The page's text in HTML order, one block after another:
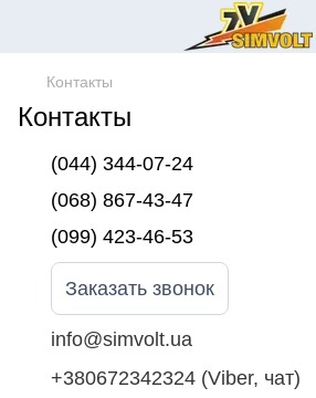
Контакты
Контакты
(044) 344-07-24
(068) 867-43-47
(099) 423-46-53
Заказать звонок
info@simvolt.ua
+380672342324 (Viber, чат)